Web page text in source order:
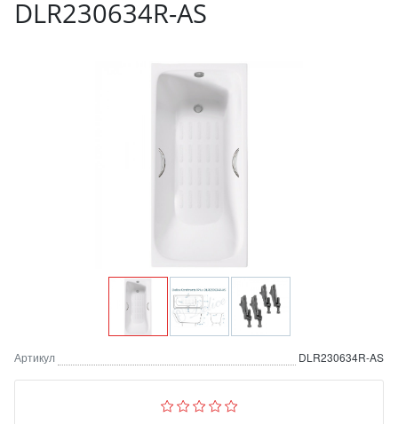
DLR230634R-AS
Артикул DLR230634R-AS